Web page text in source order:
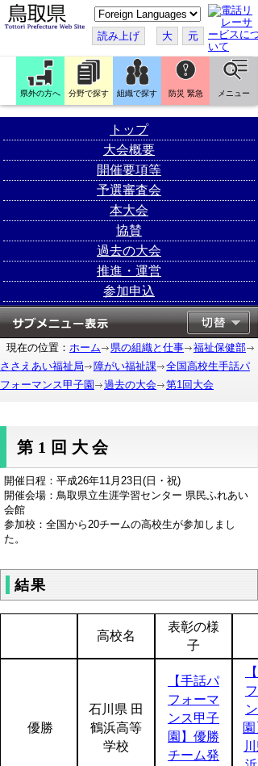
こ
の
ペ
ー
ジ
翻
訳
す
る
読み上げ 大 元
県外の方へ 分野で探す 組織で探す 防災 緊急 メニュー
トップ
大会概要
開催要項等
予選審査会
本大会
協賛
過去の大会
推進・運営
参加申込
現在の位置： ホーム 県の組織と仕事
福祉保健部
ささえあい福祉局
障がい福祉課
全国高校生手話パ
フォーマンス甲子園
過去の大会 第1回大会
第1回大会
開催日程：平成26年11月23日(日・祝)
開催会場：鳥取県立生涯学習センター 県民ふれあい
会館
参加校：全国から20チームの高校生が参加しまし
た。
結果
高校名
表彰の様
子
優勝
石川県 田
鶴浜高等
学校
【手話パ
フォーマ
ンス甲子
園】優勝
チーム発
園